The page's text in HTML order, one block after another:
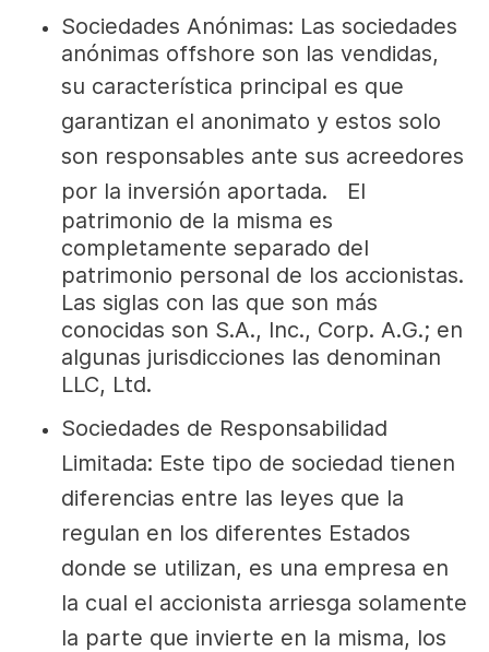
Sociedades Anónimas: Las sociedades
anónimas offshore son las vendidas,
su característica principal es que
garantizan el anonimato y estos solo
son responsables ante sus acreedores
por la inversión aportada.
El
patrimonio de la misma es
completamente separado del
patrimonio personal de los accionistas.
Las siglas con las que son más
conocidas son S.A., Inc., Corp. A.G.; en
algunas jurisdicciones las denominan
LLC, Ltd.
Sociedades de Responsabilidad
Limitada: Este tipo de sociedad tienen
diferencias entre las leyes que la
regulan en los diferentes Estados
donde se utilizan, es una empresa en
la cual el accionista arriesga solamente
la parte que invierte en la misma, los